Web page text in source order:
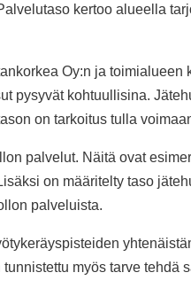
kertoo alueella
Oy:n ja
pysyvät kohtuullisina.
on tarkoitus tulla
palvelut. Näitä ovat
on määritelty taso
palveluista.
myös tarve